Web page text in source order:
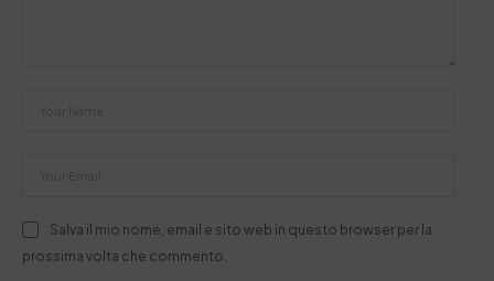
Salva il mio nome, email e sito web in questo browser per la
prossima volta che commento.